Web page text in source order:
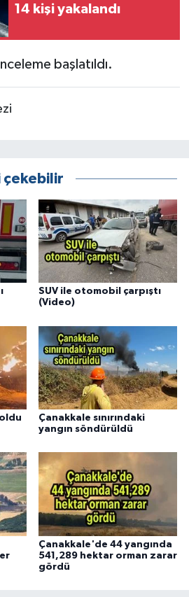
14 kişi yakalandı
başlatıldı.
çekebilir
SUV ile otomobil çarpıştı
(Video)
Çanakkale sınırındaki
yangın söndürüldü
Çanakkale'de 44 yangında
541,289 hektar orman zarar
gördü